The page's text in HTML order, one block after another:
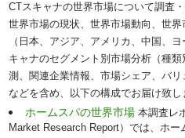
CTスキャナの世界市場について調査
世界市場の現状、世界市場動向、世
（日本、アジア、アメリカ、中国、
キャナのセグメント別市場分析（種
測、関連企業情報、市場シェア、バ
などを含め、以下の構成でお届け致し
ホームスパの世界市場本調査レ
Market Research Report）では、ホー